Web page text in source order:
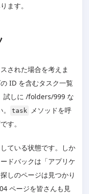
ます。
された場合を考えま
ID を含むタスク一覧
試しに /folders/999 な
task
メソッドを呼
す。
ている状態です。しか
ドバックは「アプリケ
しのページは見つかり
ページを皆さんも見